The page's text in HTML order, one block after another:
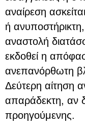
αναίρεση
ή
αναστολή
εκδοθεί η
ανεπανόρθωτη
Δεύτερη αίτηση
απαράδεκτη, αν
προηγούμενης.